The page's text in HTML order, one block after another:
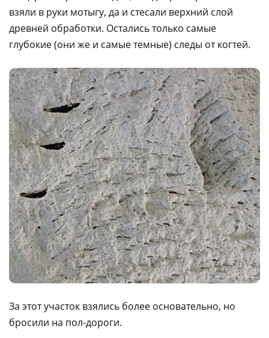
взяли в руки мотыгу, да и стесали верхний слой
древней обработки. Остались только самые
глубокие (они же и самые темные) следы от когтей.
За этот участок взялись более основательно, но
бросили на пол-дороги.